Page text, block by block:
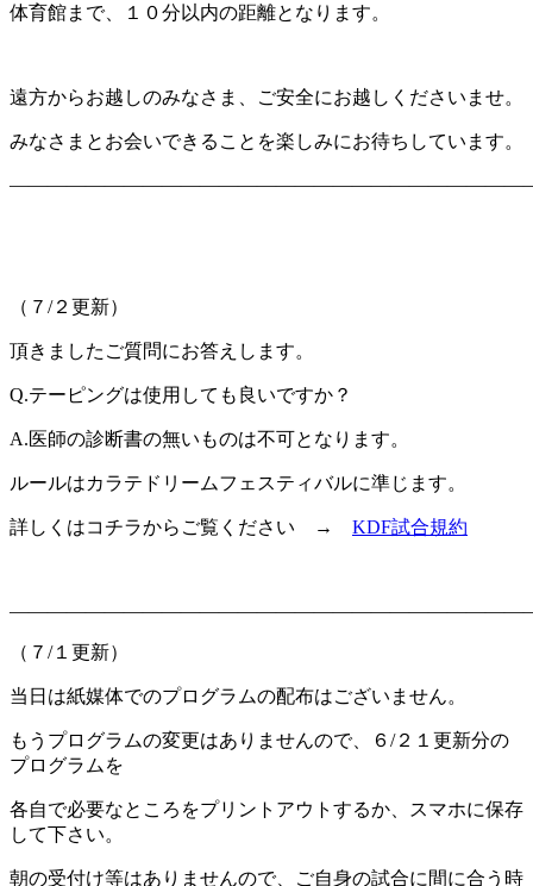
体育館まで、１０分以内の距離となります。
遠方からお越しのみなさま、ご安全にお越しくださいませ。
みなさまとお会いできることを楽しみにお待ちしています。
（７/２更新）
頂きましたご質問にお答えします。
Q.テーピングは使用しても良いですか？
A.医師の診断書の無いものは不可となります。
ルールはカラテドリームフェスティバルに準じます。
詳しくはコチラからご覧ください → KDF試合規約
（７/１更新）
当日は紙媒体でのプログラムの配布はございません。
もうプログラムの変更はありませんので、６/２１更新分の
プログラムを
各自で必要なところをプリントアウトするか、スマホに保存
して下さい。
朝の受付け等はありませんので、ご自身の試合に間に合う時